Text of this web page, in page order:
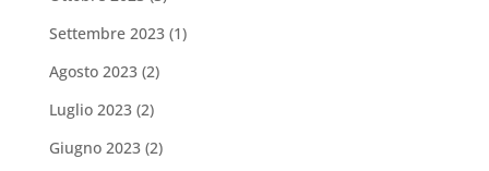
Settembre 2023(1)
Agosto 2023(2)
Luglio 2023(2)
Giugno 2023(2)